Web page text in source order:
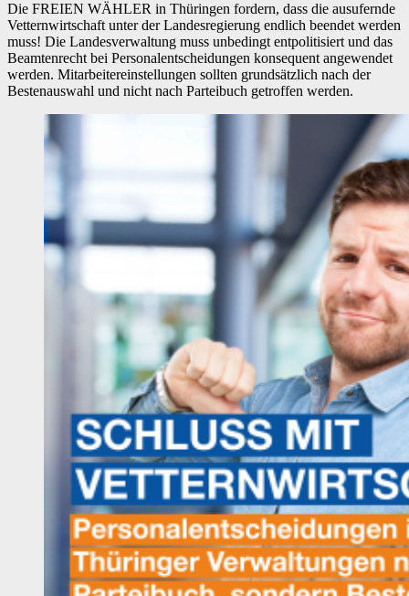
Die FREIEN WÄHLER in Thüringen fordern, dass die ausufernde
Vetternwirtschaft unter der Landesregierung endlich beendet werden
muss! Die Landesverwaltung muss unbedingt entpolitisiert und das
Beamtenrecht bei Personalentscheidungen konsequent angewendet
werden. Mitarbeitereinstellungen sollten grundsätzlich nach der
Bestenauswahl und nicht nach Parteibuch getroffen werden.